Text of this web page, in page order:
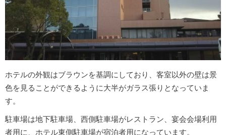
ホテルの外観はブラウンを基調にしており、客室以外の壁は景
色を見ることができるように大半がガラス張りとなっていま
す。
駐車場は地下駐車場、西側駐車場がレストラン、宴会会場利用
者用に、ホテル東側駐車場が宿泊者用になっています。